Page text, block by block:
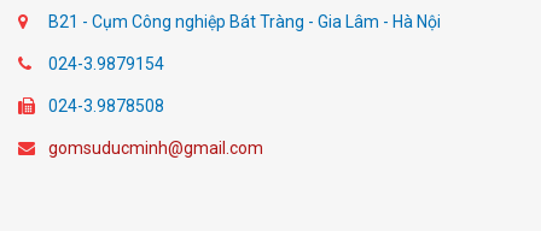
B21 - Cụm Công nghiệp Bát Tràng - Gia Lâm - Hà Nội
024-3.9879154
024-3.9878508
gomsuducminh@gmail.com